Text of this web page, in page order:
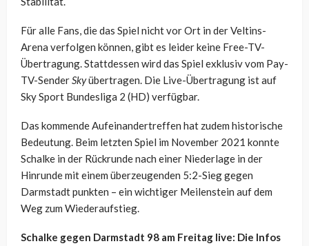
Für alle Fans, die das Spiel nicht vor Ort in der Veltins-
Arena verfolgen können, gibt es leider keine Free-TV-
Übertragung. Stattdessen wird das Spiel exklusiv vom Pay-
TV-SenderSkyübertragen. Die Live-Übertragung ist auf
Sky Sport Bundesliga 2 (HD) verfügbar.
Das kommende Aufeinandertreffen hat zudem historische
Bedeutung. Beim letzten Spiel im November 2021 konnte
Schalke in der Rückrunde nach einer Niederlage in der
Hinrunde mit einem überzeugenden 5:2-Sieg gegen
Darmstadt punkten – ein wichtiger Meilenstein auf dem
Weg zum Wiederaufstieg.
Schalke gegen Darmstadt 98 am Freitag live: Die Infos